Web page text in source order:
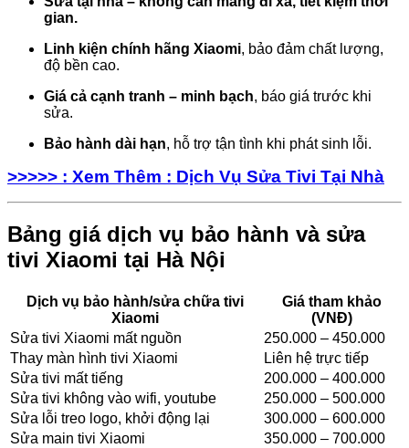
gian.
Linh kiện chính hãng Xiaomi, bảo đảm chất lượng,
độ bền cao.
Giá cả cạnh tranh – minh bạch, báo giá trước khi
sửa.
Bảo hành dài hạn, hỗ trợ tận tình khi phát sinh lỗi.
>>>>> : Xem Thêm : Dịch Vụ Sửa Tivi Tại Nhà
Bảng giá dịch vụ bảo hành và sửa
tivi Xiaomi tại Hà Nội
Dịch vụ bảo hành/sửa chữa tivi
Xiaomi
Giá tham khảo
(VNĐ)
Sửa tivi Xiaomi mất nguồn
250.000 – 450.000
Thay màn hình tivi Xiaomi
Liên hệ trực tiếp
Sửa tivi mất tiếng
200.000 – 400.000
Sửa tivi không vào wifi, youtube
250.000 – 500.000
Sửa lỗi treo logo, khởi động lại
300.000 – 600.000
Sửa main tivi Xiaomi
350.000 – 700.000